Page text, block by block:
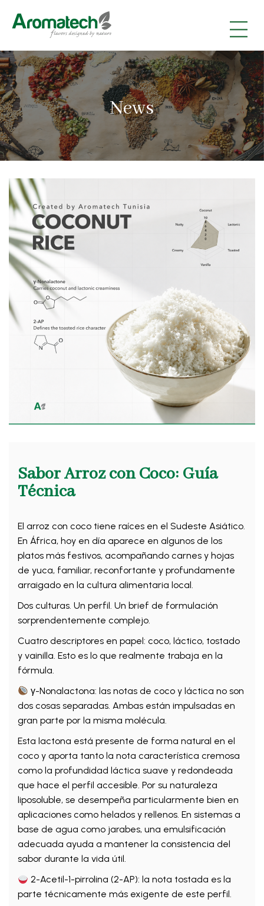
|
|
|
News
Sabor Arroz con Coco: Guía
Técnica
El arroz con coco tiene raíces en el Sudeste Asiático.
En África, hoy en día aparece en algunos de los
platos más festivos, acompañando carnes y hojas
de yuca, familiar, reconfortante y profundamente
arraigado en la cultura alimentaria local.
Dos culturas. Un perfil. Un brief de formulación
sorprendentemente complejo.
Cuatro descriptores en papel: coco, láctico, tostado
y vainilla. Esto es lo que realmente trabaja en la
fórmula.
γ-Nonalactona: las notas de coco y láctica no son
dos cosas separadas. Ambas están impulsadas en
gran parte por la misma molécula.
Esta lactona está presente de forma natural en el
coco y aporta tanto la nota característica cremosa
como la profundidad láctica suave y redondeada
que hace el perfil accesible. Por su naturaleza
liposoluble, se desempeña particularmente bien en
aplicaciones como helados y rellenos. En sistemas a
base de agua como jarabes, una emulsificación
adecuada ayuda a mantener la consistencia del
sabor durante la vida útil.
2-Acetil-1-pirrolina (2-AP): la nota tostada es la
parte técnicamente más exigente de este perfil.